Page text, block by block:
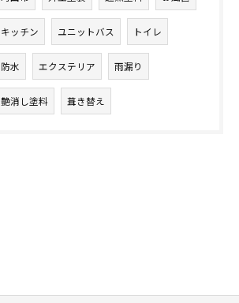
キッチン ユニットバス トイレ
防水 エクステリア 雨漏り
艶消し塗料 葺き替え